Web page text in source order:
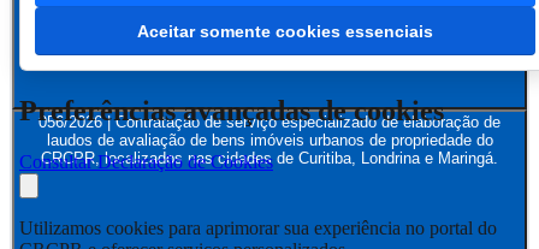
056/2026 | Contratação de serviço especializado de elaboração de
laudos de avaliação de bens imóveis urbanos de propriedade do
CRCPR, localizados nas cidades de Curitiba, Londrina e Maringá.
Aceitar somente cookies essenciais
Preferências avançadas de cookies
Consultar Declaração de Cookies
Utilizamos cookies para aprimorar sua experiência no portal do